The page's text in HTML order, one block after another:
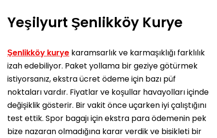
Yeşilyurt Şenlikköy Kurye
Şenlikköy kurye karamsarlık ve karmaşıklığı farklılık
izah edebiliyor. Paket yollama bir geziye götürmek
istiyorsanız, ekstra ücret ödeme için bazı püf
noktaları vardır. Fiyatlar ve koşullar havayolları içinde
değişiklik gösterir. Bir vakit önce uçarken iyi çalıştığını
test ettik. Spor bagajı için ekstra para ödemenin pek
bize nazaran olmadığına karar verdik ve bisikleti bir